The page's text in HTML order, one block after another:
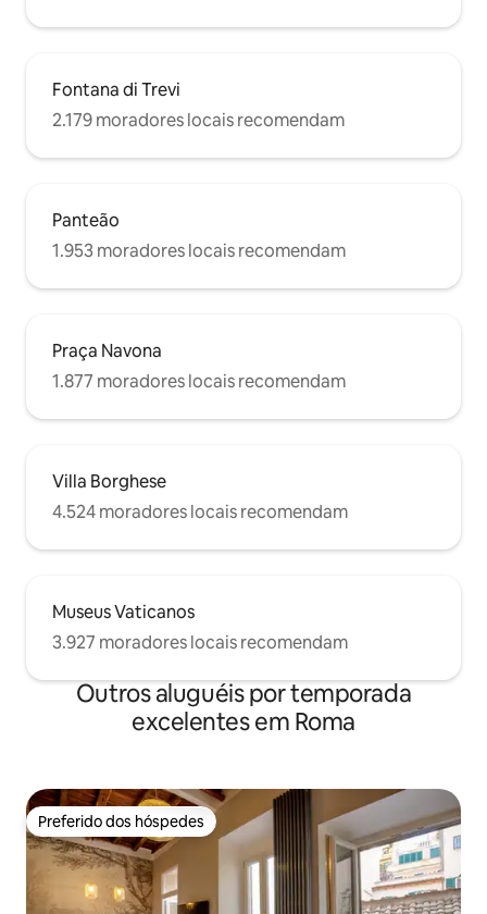
Fontana di Trevi
2.179 moradores locais recomendam
Panteão
1.953 moradores locais recomendam
Praça Navona
1.877 moradores locais recomendam
Villa Borghese
4.524 moradores locais recomendam
Museus Vaticanos
3.927 moradores locais recomendam
Outros aluguéis por temporada
excelentes em Roma
Preferido dos hóspedes
Preferido dos hóspedes